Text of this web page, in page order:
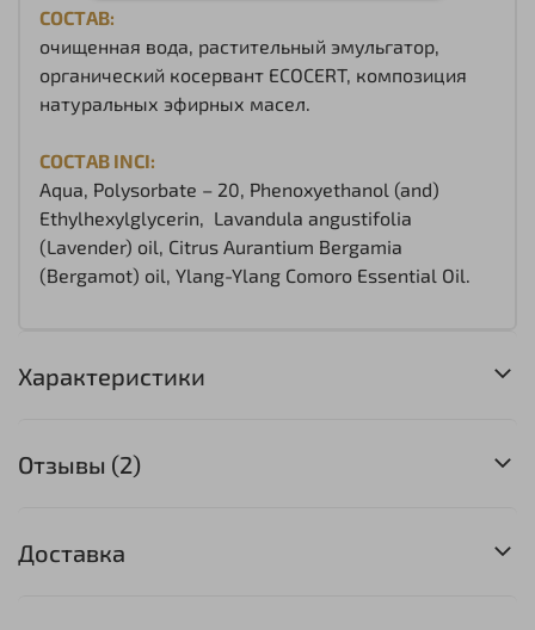
СОСТАВ:
очищенная вода, растительный эмульгатор,
органический косервант ECOCERT, композиция
натуральных эфирных масел.
СОСТАВ INCI:
Aqua, Polysorbate – 20, Phenoxyethanol (and)
Ethylhexylglycerin, Lavandula angustifolia
(Lavender) oil, Citrus Aurantium Bergamia
(Bergamot) oil, Ylang-Ylang Comoro Essential Oil.
Характеристики
Отзывы (2)
Доставка